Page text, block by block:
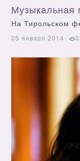
Музыкальная
На Тирольском
05 января 2014